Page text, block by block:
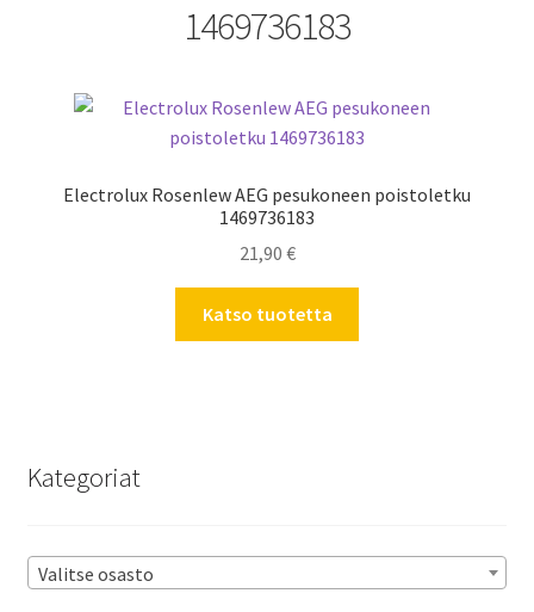
Asiakaspalvelu
1469736183
Electrolux Rosenlew AEG pesukoneen poistoletku
1469736183
21,90 €
Katso tuotetta
Kategoriat
Valitse osasto